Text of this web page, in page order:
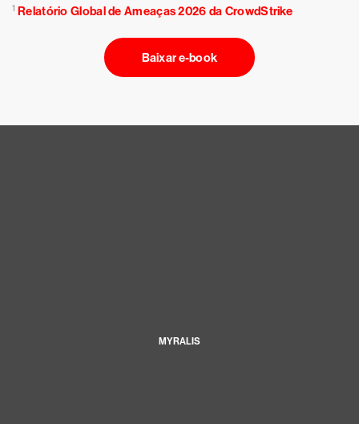
1 Relatório Global de Ameaças 2026 da CrowdStrike
Baixar e-book
MYRALIS